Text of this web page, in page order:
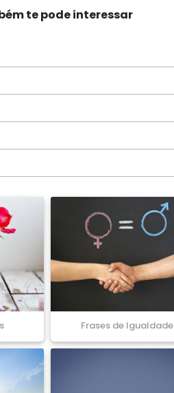
te pode interessar
Frases de Igualdade